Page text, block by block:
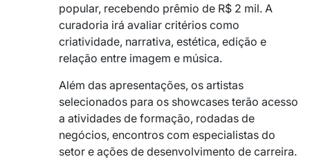
popular, recebendo prêmio de R$ 2 mil. A
curadoria irá avaliar critérios como
criatividade, narrativa, estética, edição e
relação entre imagem e música.
Além das apresentações, os artistas
selecionados para os showcases terão acesso
a atividades de formação, rodadas de
negócios, encontros com especialistas do
setor e ações de desenvolvimento de carreira.